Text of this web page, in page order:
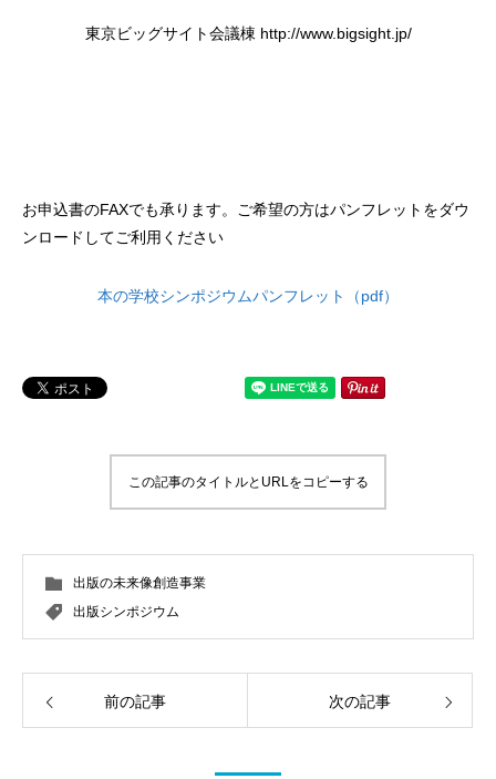
東京ビッグサイト会議棟 http://www.bigsight.jp/
お申込書のFAXでも承ります。ご希望の方はパンフレットをダウ
ンロードしてご利用ください
本の学校シンポジウムパンフレット（pdf）
この記事のタイトルとURLをコピーする
出版の未来像創造事業
出版シンポジウム
前の記事 次の記事